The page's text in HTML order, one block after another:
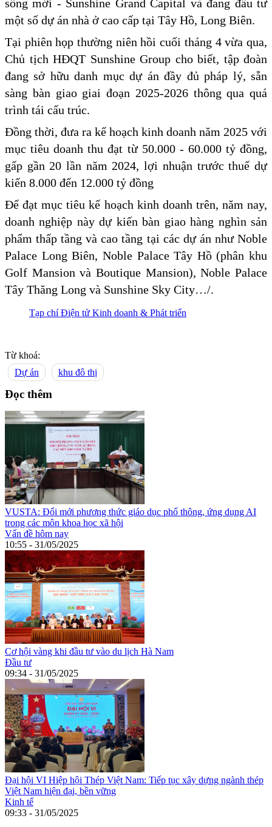
sống mới - Sunshine Grand Capital và đang đầu tư
một số dự án nhà ở cao cấp tại Tây Hồ, Long Biên.
Tại phiên họp thường niên hồi cuối tháng 4 vừa qua,
Chủ tịch HĐQT Sunshine Group cho biết, tập đoàn
đang sở hữu danh mục dự án đầy đủ pháp lý, sẵn
sàng bàn giao giai đoạn 2025-2026 thông qua quá
trình tái cấu trúc.
Đồng thời, đưa ra kế hoạch kinh doanh năm 2025 với
mục tiêu doanh thu đạt từ 50.000 - 60.000 tỷ đồng,
gấp gần 20 lần năm 2024, lợi nhuận trước thuế dự
kiến 8.000 đến 12.000 tỷ đồng
Để đạt mục tiêu kế hoạch kinh doanh trên, năm nay,
doanh nghiệp này dự kiến bàn giao hàng nghìn sản
phẩm thấp tầng và cao tầng tại các dự án như Noble
Palace Long Biên, Noble Palace Tây Hồ (phân khu
Golf Mansion và Boutique Mansion), Noble Palace
Tây Thăng Long và Sunshine Sky City…/.
Tạp chí Điện tử Kinh doanh & Phát triển
Từ khoá:
Dự án
khu đô thị
Đọc thêm
VUSTA: Đổi mới phương thức giáo dục phổ thông, ứng dụng AI
trong các môn khoa học xã hội
Vấn đề hôm nay
10:55 - 31/05/2025
Cơ hội vàng khi đầu tư vào du lịch Hà Nam
Đầu tư
09:34 - 31/05/2025
Đại hội VI Hiệp hội Thép Việt Nam: Tiếp tục xây dựng ngành thép
Việt Nam hiện đại, bền vững
Kinh tế
09:33 - 31/05/2025